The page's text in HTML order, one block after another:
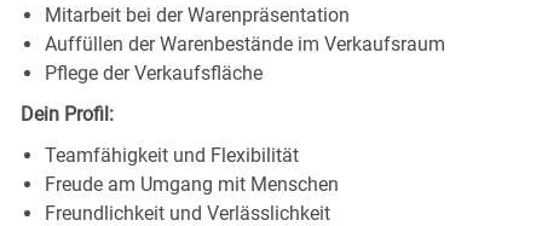
Mitarbeit bei der Warenpräsentation
Auffüllen der Warenbestände im Verkaufsraum
Pflege der Verkaufsfläche
Dein Profil:
Teamfähigkeit und Flexibilität
Freude am Umgang mit Menschen
Freundlichkeit und Verlässlichkeit